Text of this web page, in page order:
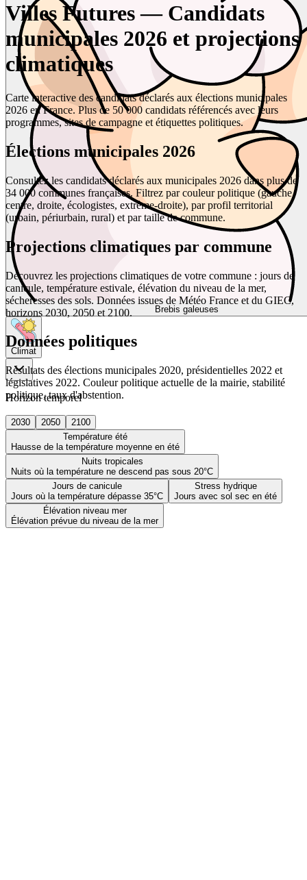
Brebis galeuses
Climat
Horizon temporel
2030 2050
2100
Température été
Hausse de la température moyenne en été
Nuits tropicales
Nuits où la température ne descend pas sous 20°C
Jours de canicule
Jours où la température dépasse 35°C
Stress hydrique
Jours avec sol sec en été
Élévation niveau mer
Élévation prévue du niveau de la mer
Villes Futures — Candidats
municipales 2026 et projections
climatiques
Carte interactive des candidats déclarés aux élections municipales
2026 en France. Plus de 50 000 candidats référencés avec leurs
programmes, sites de campagne et étiquettes politiques.
Élections municipales 2026
Consultez les candidats déclarés aux municipales 2026 dans plus de
34 000 communes françaises. Filtrez par couleur politique (gauche,
centre, droite, écologistes, extrême-droite), par profil territorial
(urbain, périurbain, rural) et par taille de commune.
Projections climatiques par commune
Découvrez les projections climatiques de votre commune : jours de
canicule, température estivale, élévation du niveau de la mer,
sécheresses des sols. Données issues de Météo France et du GIEC,
horizons 2030, 2050 et 2100.
Données politiques
Résultats des élections municipales 2020, présidentielles 2022 et
législatives 2022. Couleur politique actuelle de la mairie, stabilité
politique, taux d'abstention.